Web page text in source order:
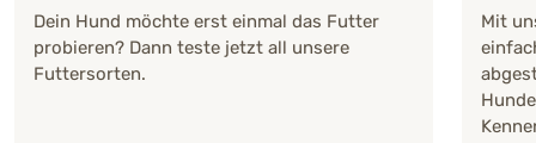
Dein Hund möchte erst einmal das Futter
probieren? Dann teste jetzt all unsere
Futtersorten.
Mit